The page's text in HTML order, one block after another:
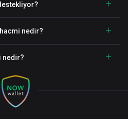
nedir?
nedir?